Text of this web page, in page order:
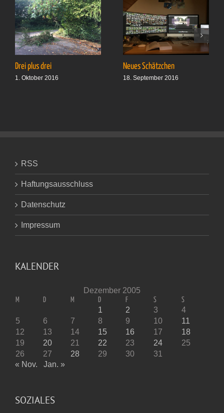
Drei plus drei
1. Oktober 2016
Neues Schätzchen
18. September 2016
RSS
Haftungsausschluss
Datenschutz
Impressum
KALENDER
Dezember 2005
M D M D F S S
1 2 3
4
5
6 7 8 9 10
11
12
13 14 15 16 17
18
19
20 21 22 23 24
25
26
27 28 29 30
31
« Nov.
Jan. »
SOZIALES